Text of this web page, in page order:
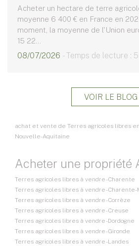
Acheter un hectare de terre
moyenne 6 400 € en France en
moment, la moyenne de l'Union
15 22...
08/07/2026 - Temps de lecture :
VOIR LE BLOG
achat et vente de Terres agricoles libres en
Nouvelle-Aquitaine
Acheter une propriété
Terres agricoles libres à vendre - Charente
Terres agricoles libres à vendre -
Terres agricoles libres à vendre - Corrèze
Terres agricoles libres à vendre - Creuse
Terres agricoles libres à vendre - Dordogne
Terres agricoles libres à vendre - Gironde
Terres agricoles libres à vendre - Landes